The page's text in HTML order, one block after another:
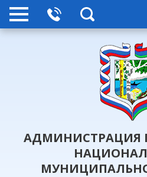
АДМИНИСТРАЦИЯ